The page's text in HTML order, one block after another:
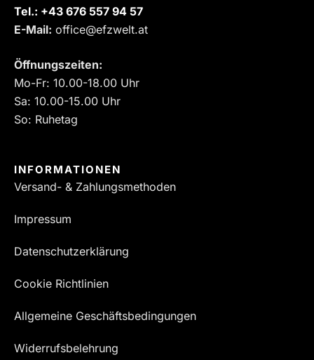
Tel.: ‎+43 676 557 94 57
E-Mail: office@efzwelt.at
Öffnungszeiten:
Mo-Fr: 10.00-18.00 Uhr
Sa: 10.00-15.00 Uhr
So: Ruhetag
INFORMATIONEN
Versand- & Zahlungsmethoden
Impressum
Datenschutzerklärung
Cookie Richtlinien
Allgemeine Geschäftsbedingungen
Widerrufsbelehrung